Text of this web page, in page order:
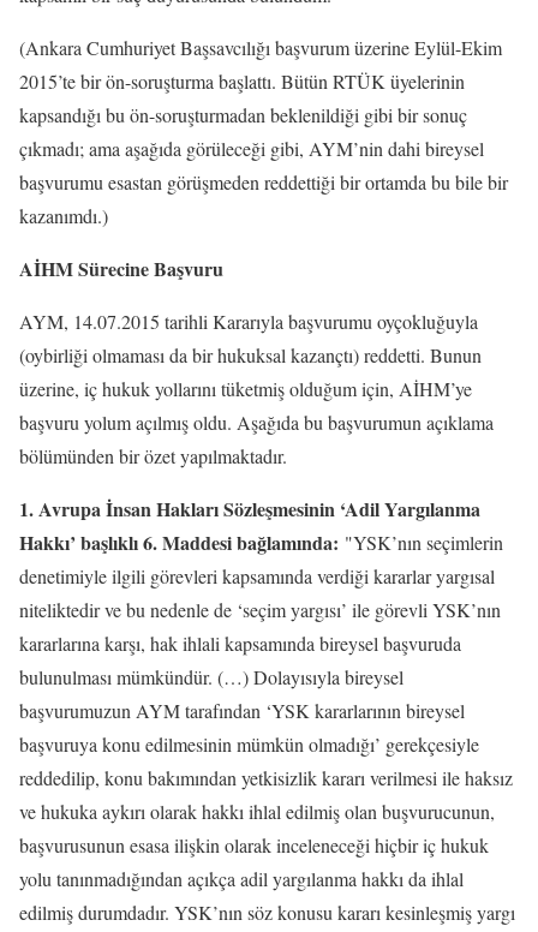
(Ankara Cumhuriyet Başsavcılığı başvurum üzerine Eylül-Ekim
2015’te bir ön-soruşturma başlattı. Bütün RTÜK üyelerinin
kapsandığı bu ön-soruşturmadan beklenildiği gibi bir sonuç
çıkmadı; ama aşağıda görüleceği gibi, AYM’nin dahi bireysel
başvurumu esastan görüşmeden reddettiği bir ortamda bu bile bir
kazanımdı.)
AİHM Sürecine Başvuru
AYM, 14.07.2015 tarihli Kararıyla başvurumu oyçokluğuyla
(oybirliği olmaması da bir hukuksal kazançtı) reddetti. Bunun
üzerine, iç hukuk yollarını tüketmiş olduğum için, AİHM’ye
başvuru yolum açılmış oldu. Aşağıda bu başvurumun açıklama
bölümünden bir özet yapılmaktadır.
1. Avrupa İnsan Hakları Sözleşmesinin ‘Adil Yargılanma
Hakkı’ başlıklı 6. Maddesi bağlamında: "YSK’nın seçimlerin
denetimiyle ilgili görevleri kapsamında verdiği kararlar yargısal
niteliktedir ve bu nedenle de ‘seçim yargısı’ ile görevli YSK’nın
kararlarına karşı, hak ihlali kapsamında bireysel başvuruda
bulunulması mümkündür. (…) Dolayısıyla bireysel
başvurumuzun AYM tarafından ‘YSK kararlarının bireysel
başvuruya konu edilmesinin mümkün olmadığı’ gerekçesiyle
reddedilip, konu bakımından yetkisizlik kararı verilmesi ile haksız
ve hukuka aykırı olarak hakkı ihlal edilmiş olan buşvurucunun,
başvurusunun esasa ilişkin olarak inceleneceği hiçbir iç hukuk
yolu tanınmadığından açıkça adil yargılanma hakkı da ihlal
edilmiş durumdadır. YSK’nın söz konusu kararı kesinleşmiş yargı